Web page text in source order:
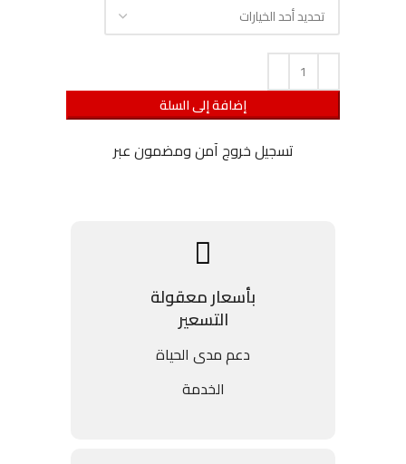
إضافة إلى السلة
تسجيل خروج آمن ومضمون عبر
بأسعار معقولة
التسعير
دعم مدى الحياة
الخدمة